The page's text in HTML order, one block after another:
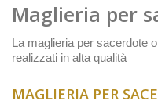
Maglieria per
La maglieria per sacerdote
realizzati in alta qualità
MAGLIERIA PER